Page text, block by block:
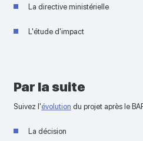
La directive ministérielle
L'étude d'impact
Par la suite
Suivez l'évolution du projet après le
La décision